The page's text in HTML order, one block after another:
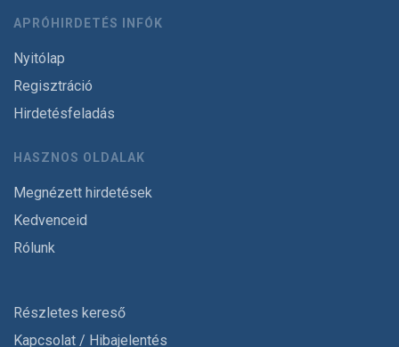
APRÓHIRDETÉS INFÓK
Nyitólap
Regisztráció
Hirdetésfeladás
HASZNOS OLDALAK
Megnézett hirdetések
Kedvenceid
Rólunk
Részletes kereső
Kapcsolat / Hibajelentés